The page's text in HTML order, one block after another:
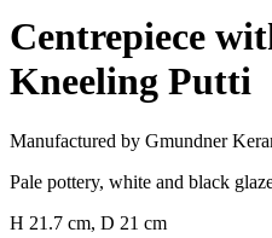
Centrepiece
Kneeling Putti
Manufactured by Gmundner
Pale pottery, white and black
H 21.7 cm, D 21 cm